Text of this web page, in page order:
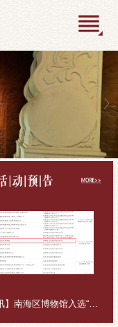
【喜讯】南海区博物馆入选“十五五”公共文化活动组织主体